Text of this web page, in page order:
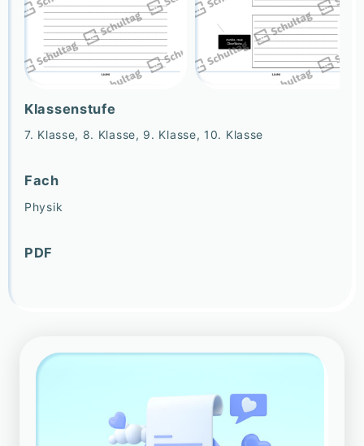
Klassenstufe
7. Klasse, 8. Klasse, 9. Klasse, 10. Klasse
Fach
Physik
PDF